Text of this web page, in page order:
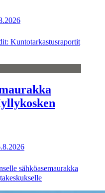
Kuntotarkastusraportit
sähköasemaurakka